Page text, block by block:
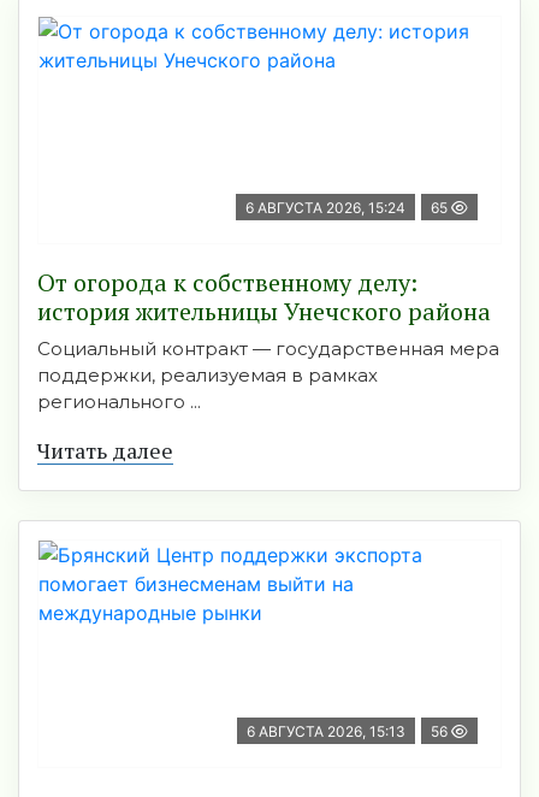
6 АВГУСТА 2026, 15:24 65
От огорода к собственному делу:
история жительницы Унечского района
Социальный контракт — государственная мера
поддержки, реализуемая в рамках
регионального ...
Читать далее
6 АВГУСТА 2026, 15:13 56